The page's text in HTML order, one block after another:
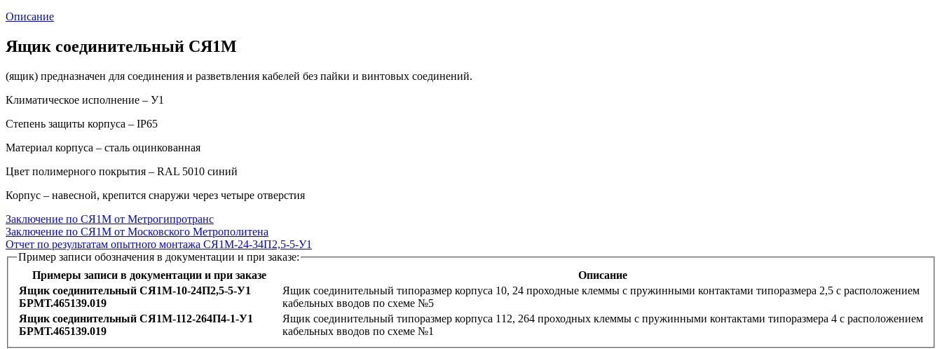
Описание
Ящик соединительный СЯ1М
(ящик) предназначен для соединения и разветвления кабелей без пайки и винтовых соединений.
Климатическое исполнение – У1
Степень защиты корпуса – IP65
Материал корпуса – сталь оцинкованная
Цвет полимерного покрытия – RAL 5010 синий
Корпус – навесной, крепится снаружи через четыре отверстия
Заключение по СЯ1М от Метрогипротранс
Заключение по СЯ1М от Московского Метрополитена
Отчет по результатам опытноrо монтажа СЯ1М-24-34П2,5-5-У1
Пример записи обозначения в документации и при заказе:
Примеры записи в документации и при заказе
Описание
Ящик соединительный СЯ1М‑10‑24П2,5‑5‑У1
БРМТ.465139.019
Ящик соединительный типоразмер корпуса 10, 24 проходные клеммы с пружинными контактами типоразмера 2,5 с расположением
кабельных вводов по схеме №5
Ящик соединительный СЯ1М‑112‑264П4‑1‑У1
БРМТ.465139.019
Ящик соединительный типоразмер корпуса 112, 264 проходных клеммы с пружинными контактами типоразмера 4 с расположением
кабельных вводов по схеме №1